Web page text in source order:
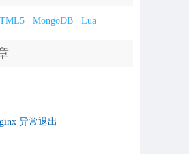
MongoDB Lua
异常退出